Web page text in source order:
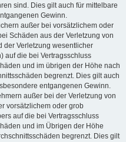
sind. Dies gilt auch für mittelbare
Gewinn.
außer bei vorsätzlichem oder
Schäden aus der Verletzung von
der Verletzung wesentlicher
auf die bei Vertragsschluss
und im übrigen der Höhe nach
begrenzt. Dies gilt auch
entgangenen Gewinn.
außer bei der Verletzung von
vorsätzlichem oder grob
auf die bei Vertragsschluss
und im Übrigen der Höhe
begrenzt. Dies gilt